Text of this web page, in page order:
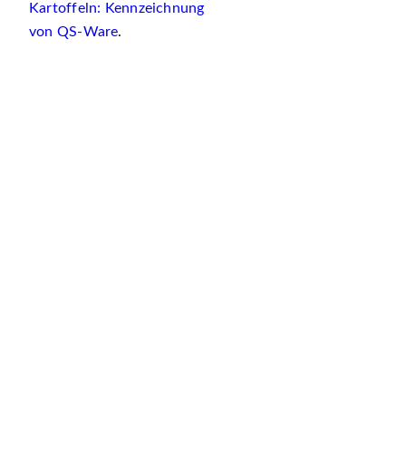
Kartoffeln: Kennzeichnung
von QS-Ware.